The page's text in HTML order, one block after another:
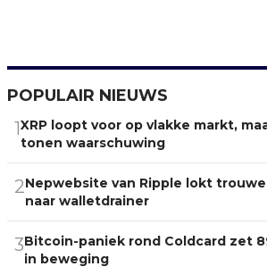
POPULAIR NIEUWS
1XRP loopt voor op vlakke markt,
tonen waarschuwing
2Nepwebsite van Ripple lokt trouwe
naar walletdrainer
3Bitcoin-paniek rond Coldcard zet
in beweging